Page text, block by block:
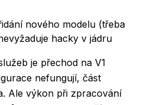
nového modelu (třeba
hacky v jádru
je přechod na V1
nefungují, část
Ale výkon při zpracování